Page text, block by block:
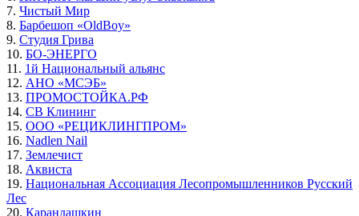
7. Чистый Мир
8. Барбешоп «OldBoy»
9. Студия Грива
10. БО-ЭНЕРГО
11. 1й Национальный альянс
12. АНО «МСЭБ»
13. ПРОМОСТОЙКА.РФ
14. СВ Клининг
15. ООО «РЕЦИКЛИНГПРОМ»
16. Nadlen Nail
17. Землечист
18. Аквиста
19. Национальная Ассоциация Лесопромышленников Русский
Лес
20. Карандашкин